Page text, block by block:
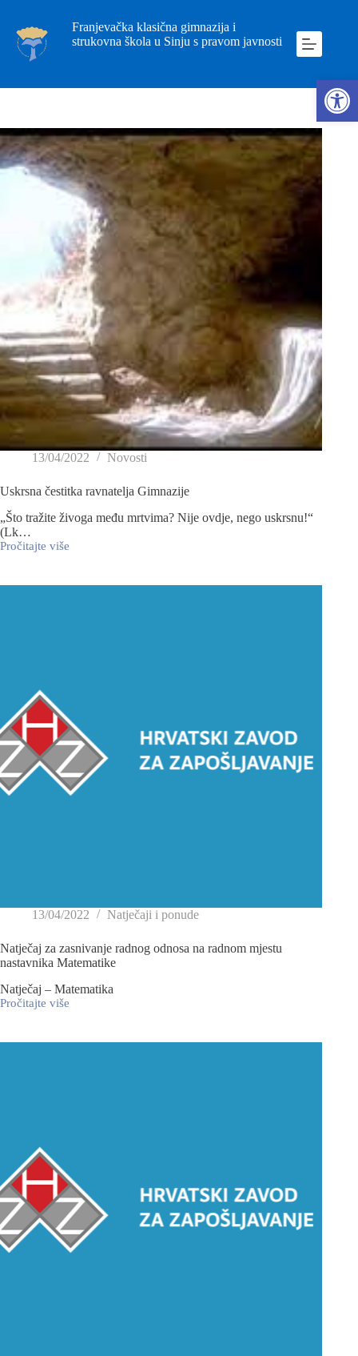
Franjevačka klasična gimnazija i
strukovna škola u Sinju s pravom javnosti
13/04/2022 Novosti
Uskrsna čestitka ravnatelja Gimnazije
„Što tražite živoga među mrtvima? Nije ovdje, nego uskrsnu!“
(Lk…
Pročitajte više
13/04/2022 Natječaji i ponude
Natječaj za zasnivanje radnog odnosa na radnom mjestu
nastavnika Matematike
Natječaj – Matematika
Pročitajte više